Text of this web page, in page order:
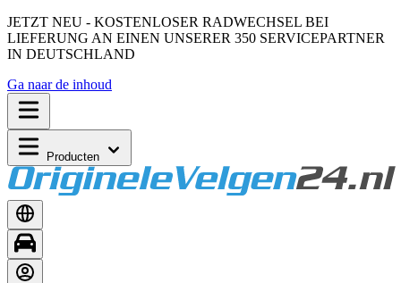
JETZT NEU - KOSTENLOSER RADWECHSEL BEI
LIEFERUNG AN EINEN UNSERER 350 SERVICEPARTNER
IN DEUTSCHLAND
Ga naar de inhoud
Producten